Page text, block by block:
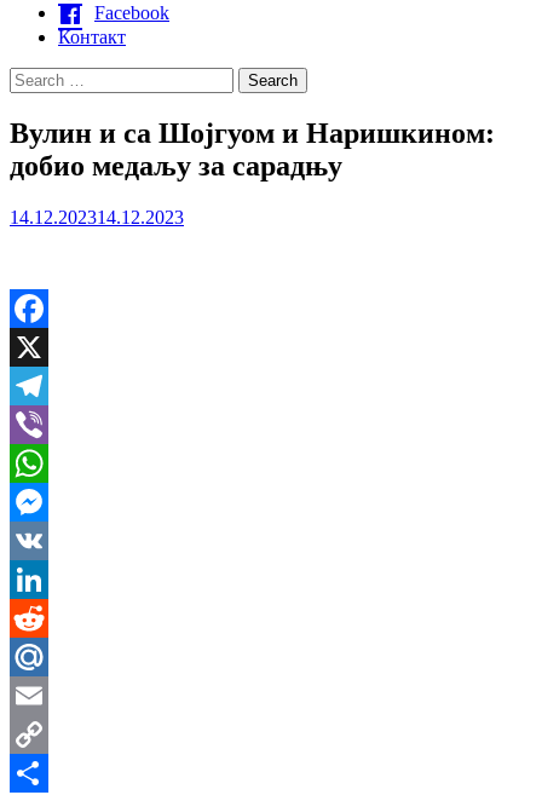
Facebook
Контакт
Search
for:
Вулин и са Шојгуом и Наришкином:
добио медаљу за сарадњу
14.12.202314.12.2023
Facebook
X
Telegram
Viber
WhatsApp
Messenger
VK
LinkedIn
Reddit
Mail.Ru
Email
Copy